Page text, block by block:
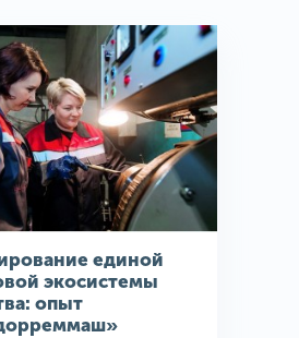
единой
экосистемы
опыт